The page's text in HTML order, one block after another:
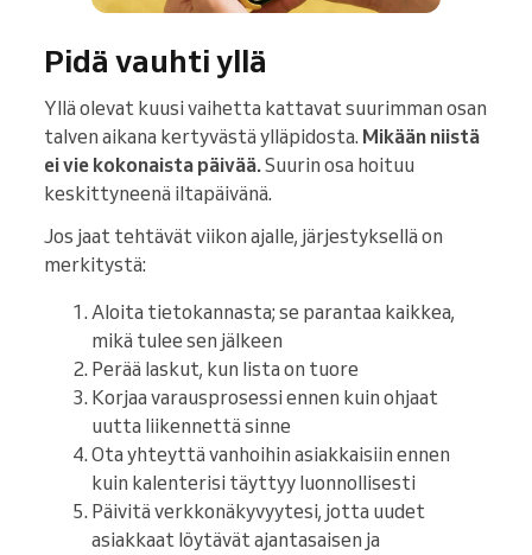
Pidä vauhti yllä
Yllä olevat kuusi vaihetta kattavat suurimman osan
talven aikana kertyvästä ylläpidosta. Mikään niistä
ei vie kokonaista päivää.Suurin osa hoituu
keskittyneenä iltapäivänä.
Jos jaat tehtävät viikon ajalle, järjestyksellä on
merkitystä:
Aloita tietokannasta; se parantaa kaikkea,
mikä tulee sen jälkeen
Perää laskut, kun lista on tuore
Korjaa varausprosessi ennen kuin ohjaat
uutta liikennettä sinne
Ota yhteyttä vanhoihin asiakkaisiin ennen
kuin kalenterisi täyttyy luonnollisesti
Päivitä verkkonäkyvyytesi, jotta uudet
asiakkaat löytävät ajantasaisen ja